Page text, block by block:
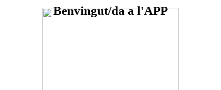
Benvingut/da a l'APP